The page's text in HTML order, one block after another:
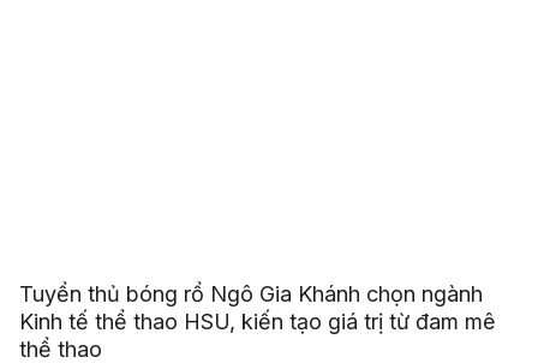
Tuyển thủ bóng rổ Ngô Gia Khánh chọn ngành
Kinh tế thể thao HSU, kiến tạo giá trị từ đam mê
thể thao